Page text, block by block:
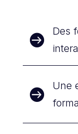

Des

Une